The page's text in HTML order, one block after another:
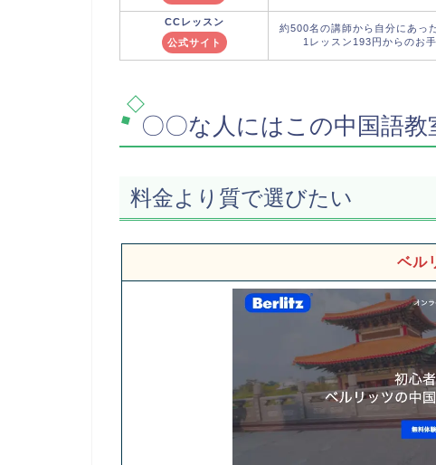
CCレッスン
公式サイト
約500名の講師から自分にあっ
1レッスン193円からのお
〇〇な人にはこの中国語教
料金より質で選びたい
ベル